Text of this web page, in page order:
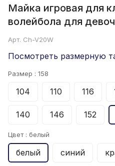
Майка игровая для
волейбола для
Арт. Ch-V20W
Посмотреть размерную
Размер : 158
104 110 116
140 146 152
Цвет : белый
белый синий